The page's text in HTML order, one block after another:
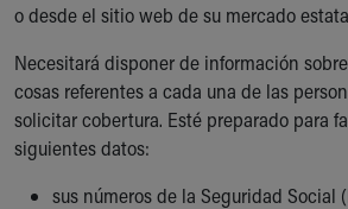
o desde el sitio web de su mercado
Necesitará disponer de información
cosas referentes a cada una de las
solicitar cobertura. Esté preparado para
siguientes datos:
sus números de la Seguridad Social